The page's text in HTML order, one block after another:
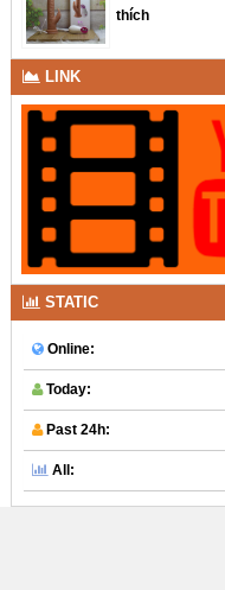
thích
LINK
STATIC
Online:
Today:
Past 24h:
All: